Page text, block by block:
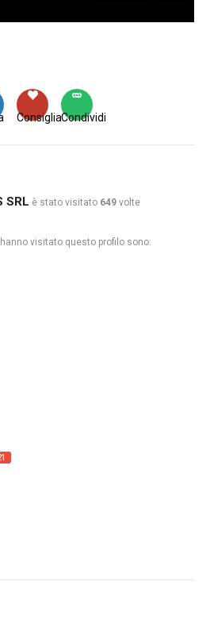
Condividi
Consiglia
SRL è stato visitato 649 volte
visitato questo profilo sono: